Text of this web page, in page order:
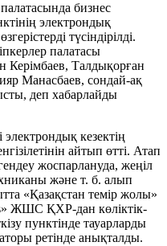
бизнес
электрондық
түсіндірілді.
палатасы
Талдықорған
Манасбаев, сондай-ақ
деп хабарлайды
кезектің
айтып өтті. Атап
жоспарлануда, жеңіл
және т. б. алып
«Қазақстан темір жолы»
ЖШС ҚХР-дан көліктік-
пунктінде тауарларды
ретінде анықталды.